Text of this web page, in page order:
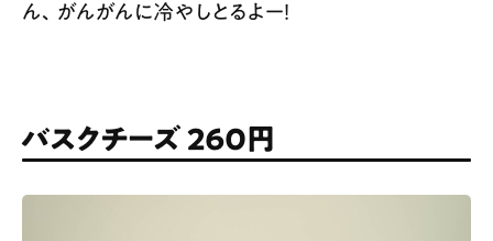
ん、がんがんに冷やしとるよー！
バスクチーズ 260円